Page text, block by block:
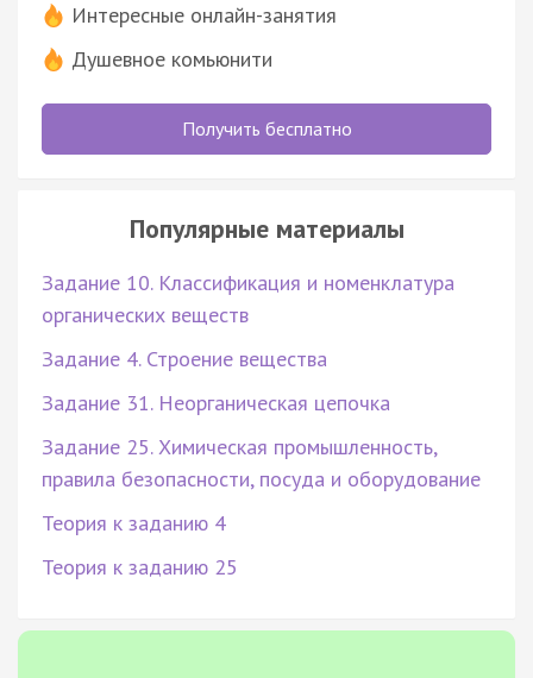
Интересные онлайн-занятия
Душевное комьюнити
Получить бесплатно
Популярные материалы
Задание 10. Классификация и номенклатура
органических веществ
Задание 4. Строение вещества
Задание 31. Неорганическая цепочка
Задание 25. Химическая промышленность,
правила безопасности, посуда и оборудование
Теория к заданию 4
Теория к заданию 25